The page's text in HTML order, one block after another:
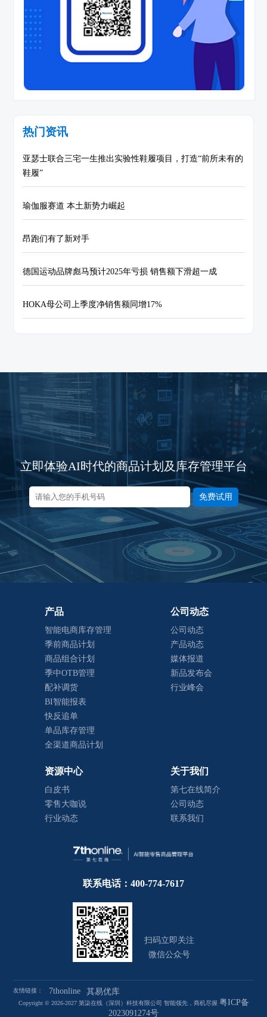
热门资讯
亚瑟士联合三宅一生推出实验性鞋履项目，打造“前所未有的
鞋履”
瑜伽服赛道 本土新势力崛起
昂跑们有了新对手
德国运动品牌彪马预计2025年亏损 销售额下滑超一成
HOKA母公司上季度净销售额同增17%
立即体验AI时代的商品计划及库存管理平台
免费试用
产品
智能电商库存管理
季前商品计划
商品组合计划
季中OTB管理
配补调货
BI智能报表
快反追单
单品库存管理
全渠道商品计划
公司动态
公司动态
产品动态
媒体报道
新品发布会
行业峰会
资源中心
白皮书
零售大咖说
行业动态
关于我们
第七在线简介
公司动态
联系我们
联系电话：400-774-7617
扫码立即关注
微信公众号
友情链接： 7thonline 其易优库
Copyright © 2026-2027 第柒在线（深圳）科技有限公司 智能领先，商机尽握 粤ICP备
2023091274号